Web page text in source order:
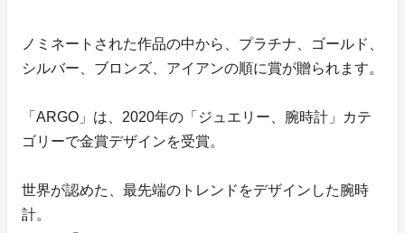
ノミネートされた作品の中から、プラチナ、ゴールド、
シルバー、ブロンズ、アイアンの順に賞が贈られます。
「ARGO」は、2020年の「ジュエリー、腕時計」カテ
ゴリーで金賞デザインを受賞。
世界が認めた、最先端のトレンドをデザインした腕時
計。